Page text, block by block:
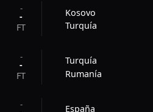
-
-
FT
Kosovo
Turquía
-
-
FT
Turquía
Rumanía
-
España